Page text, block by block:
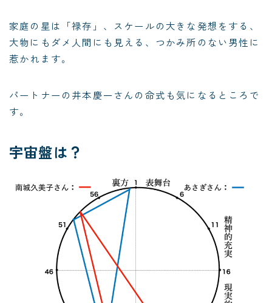
家庭の星は「禄存」、スケールの大きな発想をする、
大物にもダメ人間にも見える、つかみ所のない男性に
惹かれます。
パートナーの井本慶一さんの命式も気になるところで
す。
宇宙盤は？